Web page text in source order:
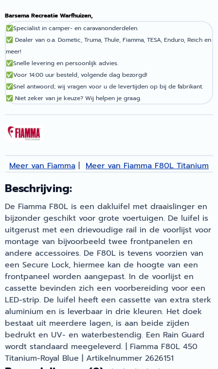
Barsema Recreatie Warfhuizen,
✅Specialist in camper- en caravanonderdelen.
✅ Dealer van o.a. Dometic, Truma, Thule, Fiamma, TESA, Enduro, Reich en
meer!
✅Snelle levering en persoonlijk advies.
✅Voor 14:00 uur besteld, volgende dag bezorgd!
✅Snel antwoord; wij vragen voor u de levertijden op bij de fabrikant.
✅ Niet zeker van je keuze? Wij helpen je graag.
Meer van Fiamma | Meer van Fiamma F80L Titanium
Beschrijving:
De Fiamma F80L is een dakluifel met draaislinger en
bijzonder geschikt voor grote voertuigen. De luifel is
uitgerust met een drievoudige rail in de voorlijst voor
montage van bijvoorbeeld twee frontpanelen en
andere accessoires. De F80L is tevens voorzien van
een Secure Lock, hiermee kan de hoogte van een
frontpaneel worden aangepast. In de voorlijst en
cassette bevinden zich een voorbereiding voor een
LED-strip. De luifel heeft een cassette van extra sterk
aluminium en is leverbaar in drie kleuren. Het doek
bestaat uit meerdere lagen, is aan beide zijden
bedrukt en UV- en waterbestendig. Een Rain Guard
wordt standaard meegeleverd. | Fiamma F80L 450
Titanium-Royal Blue | Artikelnummer 2626151